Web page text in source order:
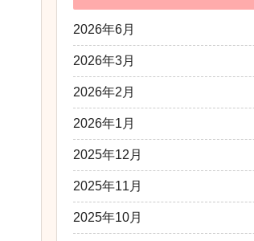
2026年6月
2026年3月
2026年2月
2026年1月
2025年12月
2025年11月
2025年10月